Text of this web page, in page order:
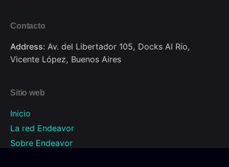
Contacto
Address: Av. del Libertador 105, Docks Al Río,
Vicente López, Buenos Aires
Sitio web
Inicio
La red Endeavor
Sobre Endeavor